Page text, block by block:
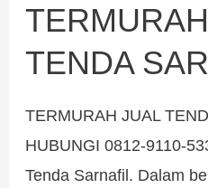
TENDA
TERMURAH JUAL
HUBUNGI 0812-9110-
Tenda Sarnafil. Dalam